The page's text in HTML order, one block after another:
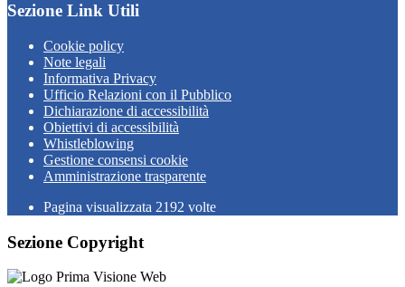
Sezione Link Utili
Cookie policy
Note legali
Informativa Privacy
Ufficio Relazioni con il Pubblico
Dichiarazione di accessibilità
Obiettivi di accessibilità
Whistleblowing
Gestione consensi cookie
Amministrazione trasparente
Pagina visualizzata 2192 volte
Sezione Copyright